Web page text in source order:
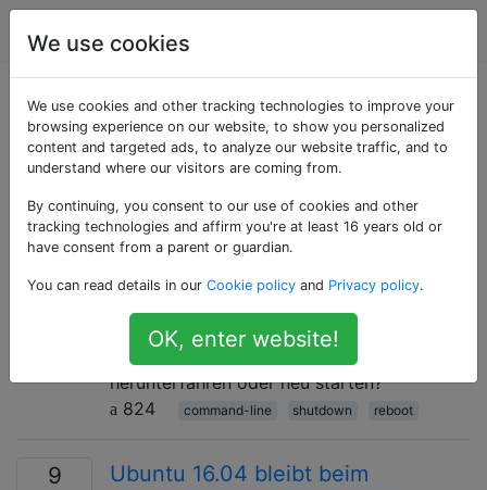
Ubuntu
Als «shutdown»
getaggte Fragen
Bei Fragen zum Herunterfahren und Ausschalten.
Wie kann ich von einem Terminal
aus herunterfahren oder neu
starten?
Wie kann ich Ubuntu mit Terminalbefehlen
herunterfahren oder neu starten?
824
command-line shutdown reboot
9
Ubuntu 16.04 bleibt beim
We use cookies
We use cookies and other tracking technologies to improve your
browsing experience on our website, to show you personalized
content and targeted ads, to analyze our website traffic, and to
understand where our visitors are coming from.
By continuing, you consent to our use of cookies and other
tracking technologies and affirm you're at least 16 years old or
have consent from a parent or guardian.
You can read details in our Cookie policy and Privacy policy.
OK, enter website!